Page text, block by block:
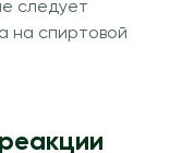
следует
на спиртовой